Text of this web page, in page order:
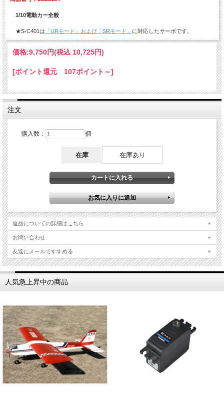
1/10電動カー全般
★S-C401は 「URモード」および「SRモード」 に対応したサーボです。
価格:9,750円(税込 10,725円)
[ポイント還元 107ポイント～]
注文
購入数： 個
在庫 在庫あり
返品についての詳細はこちら
お問い合わせ
友達にメールですすめる
人気急上昇中の商品